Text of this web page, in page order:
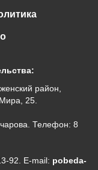
район,
25.
Телефон: 8
92. E-mail: pobeda-